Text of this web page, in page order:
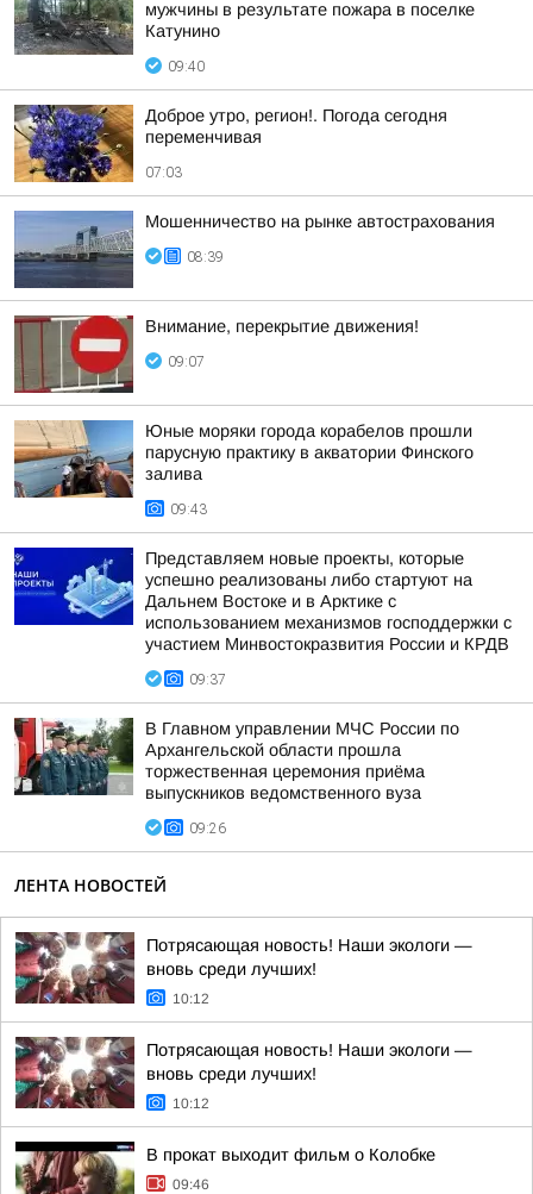
мужчины в результате пожара в поселке
Катунино
09:40
Доброе утро, регион!. Погода сегодня
переменчивая
07:03
Мошенничество на рынке автострахования
08:39
Внимание, перекрытие движения!
09:07
Юные моряки города корабелов прошли
парусную практику в акватории Финского
залива
09:43
Представляем новые проекты, которые
успешно реализованы либо стартуют на
Дальнем Востоке и в Арктике с
использованием механизмов господдержки с
участием Минвостокразвития России и КРДВ
09:37
В Главном управлении МЧС России по
Архангельской области прошла
торжественная церемония приёма
выпускников ведомственного вуза
09:26
ЛЕНТА НОВОСТЕЙ
Потрясающая новость! Наши экологи —
вновь среди лучших!
10:12
Потрясающая новость! Наши экологи —
вновь среди лучших!
10:12
В прокат выходит фильм о Колобке
09:46